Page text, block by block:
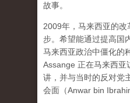
故事。
2009年，马来西亚的
步。希望能通过提高国
马来西亚政治中僵化的
Assange 正在马来西亚
讲，并与当时的反对党
会面（Anwar bin